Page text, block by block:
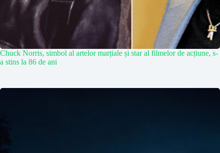
Chuck Norris, simbol al artelor marțiale și star al filmelor de acțiune, s-
a stins la 86 de ani